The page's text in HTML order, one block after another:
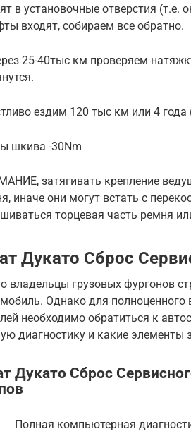
в установочные отверстия (т.е.
входят, собираем все обратно.
25-40тыс км проверяем
ездим 120 тыс км или 4
шкива -30Nm
затягивать крепление
иначе они могут встать с
торцевая часть ремня
Дукато Сброс
владельцы грузовых фургонов
Однако для
необходимо обратиться к
диагностику и какие элементы
Дукато Сброс
Полная компьютерная